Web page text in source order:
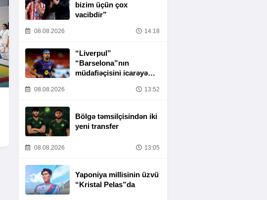
bizim üçün çox
vacibdir”
08.08.2026 14:18
“Liverpul”
“Barselona”nın
müdafiəçisini icarəyə
08.08.2026 13:52
Bölgə təmsilçisindən iki
yeni transfer
08.08.2026 13:05
Yaponiya millisinin üzvü
“Kristal Pelas”da